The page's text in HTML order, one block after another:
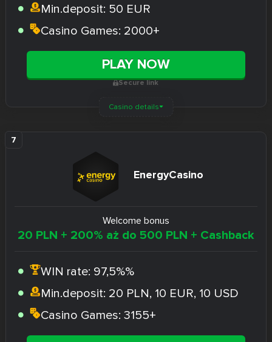
Min.deposit: 50 EUR
Casino Games: 2000+
PLAY NOW
Secure link
Casino details
EnergyCasino
Welcome bonus
20 PLN + 200% aż do 500 PLN + Cashback
WIN rate: 97,5%%
Min.deposit: 20 PLN, 10 EUR, 10 USD
Casino Games: 3155+